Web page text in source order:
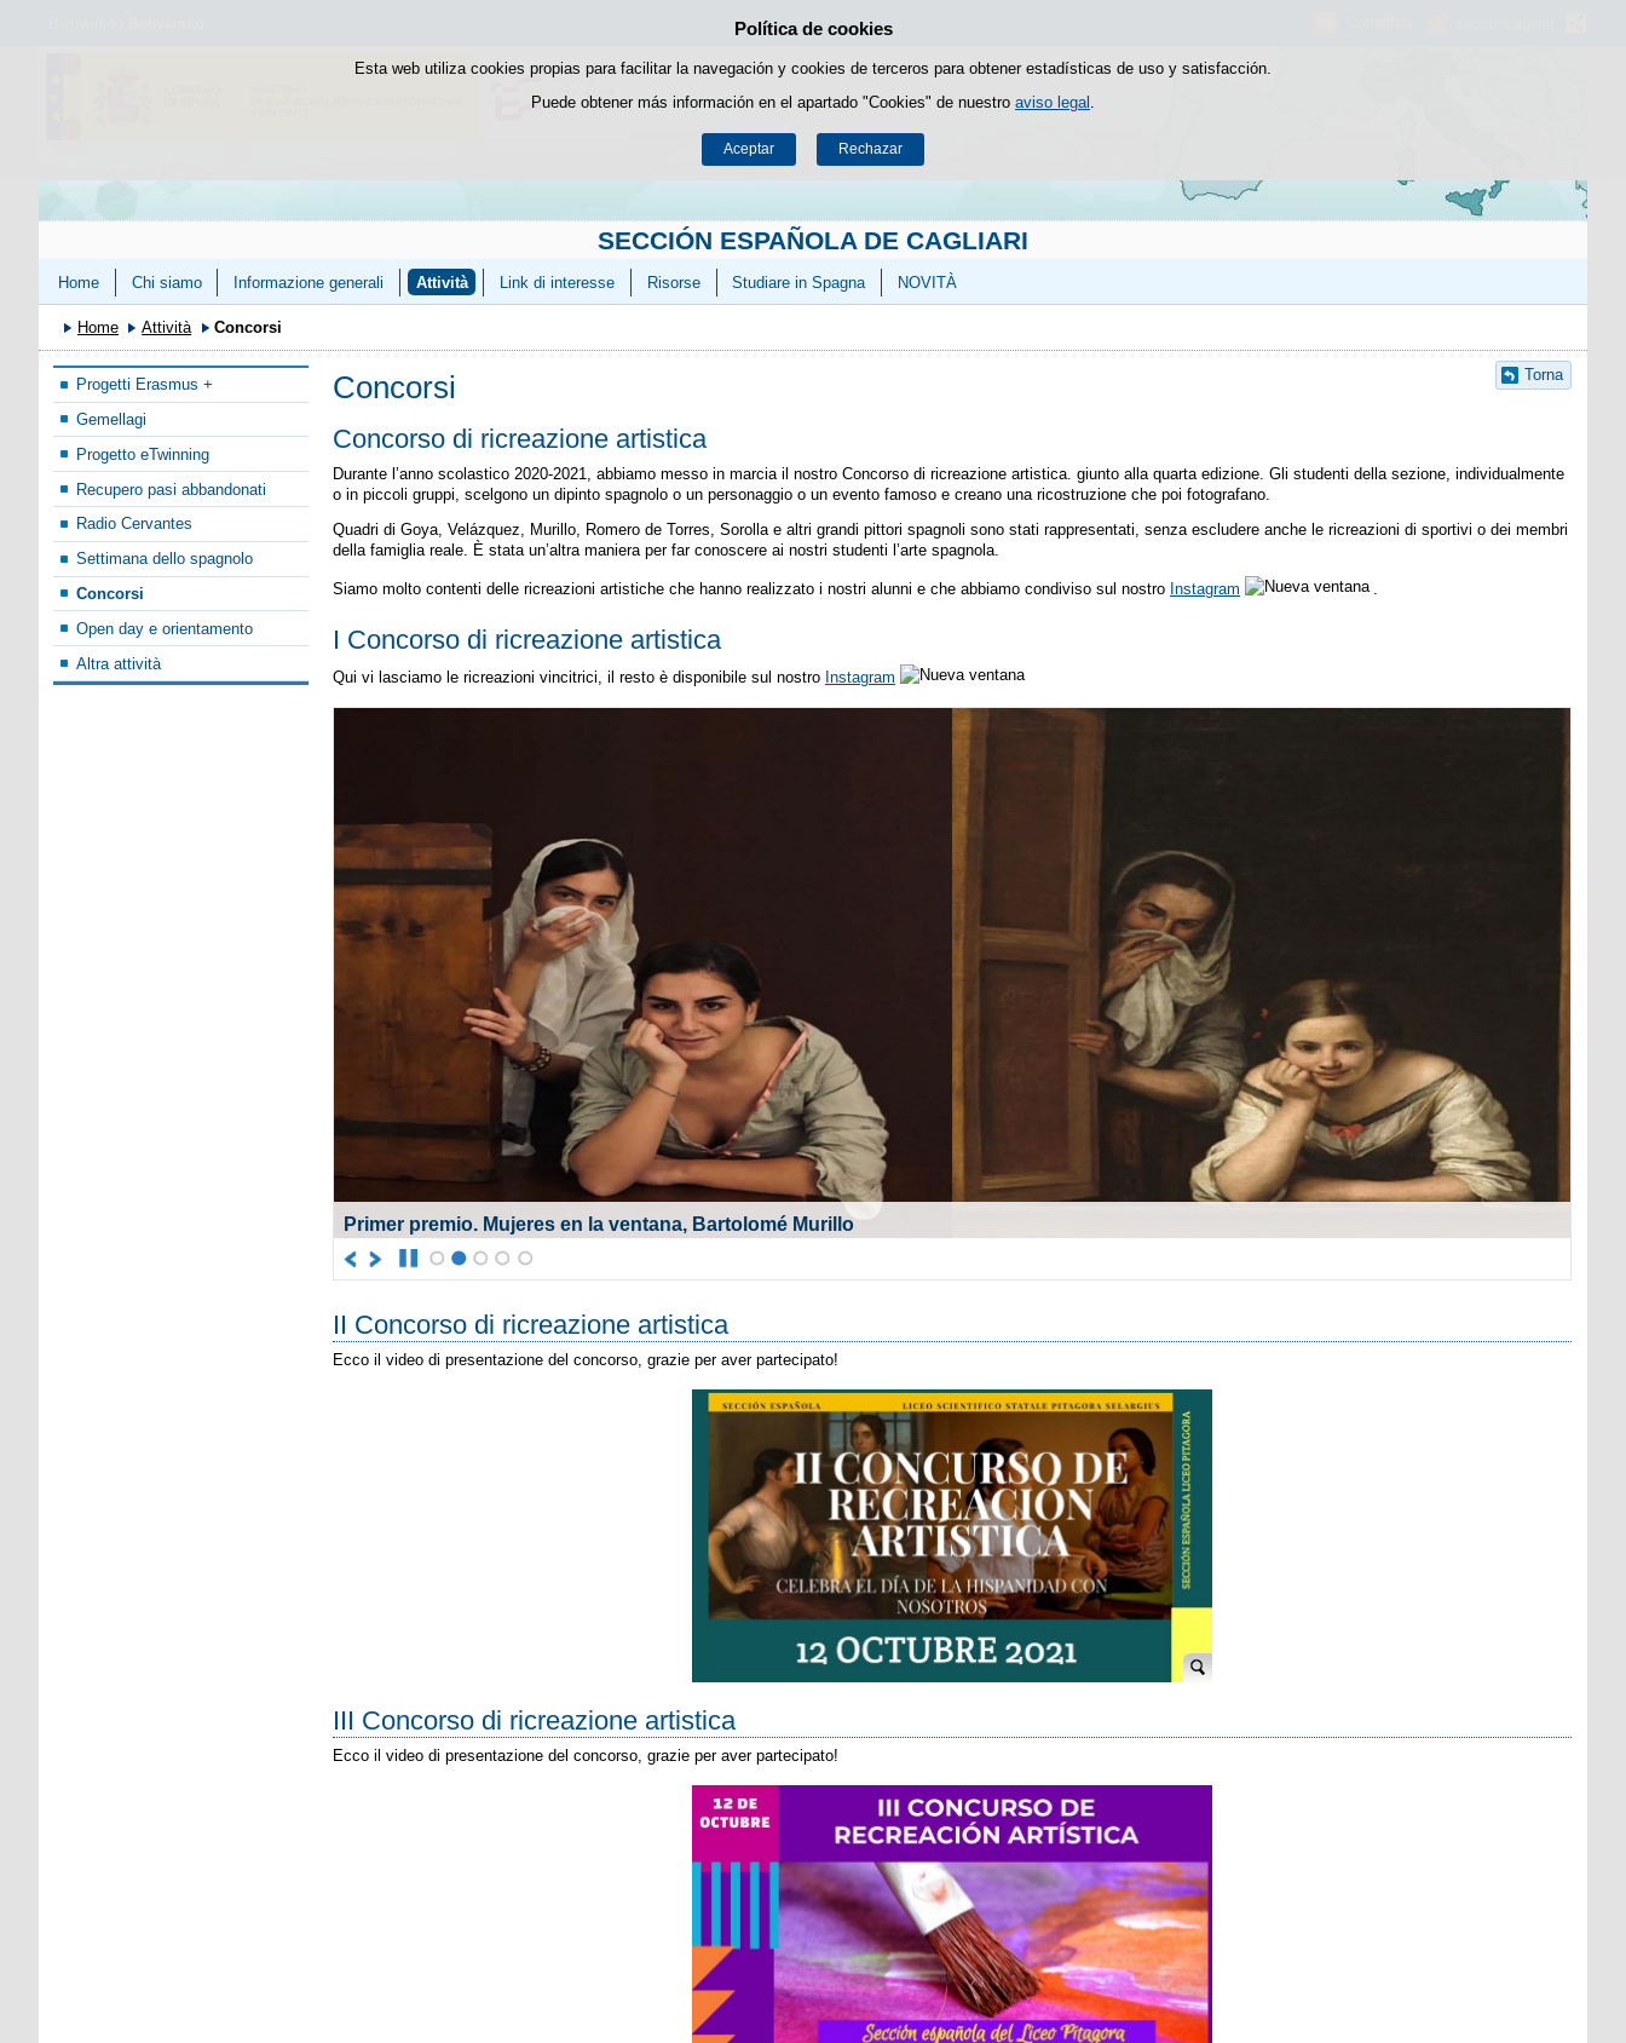
Política de cookies
Esta web utiliza cookies propias para facilitar la navegación y cookies de terceros para obtener estadísticas de uso y satisfacción.
Puede obtener más información en el apartado "Cookies" de nuestro aviso legal
Aceptar Rechazar
Saltar al contenido
SECCIÓN ESPAÑOLA DE CAGLIARI
Home Chi siamo Informazione generali Attività Link di interesse Risorse Studiare in Spagna NOVITÀ
Home Attività Concorsi
Progetti Erasmus +
Gemellagi
Progetto eTwinning
Recupero pasi abbandonati
Radio Cervantes
Settimana dello spagnolo
Concorsi
Open day e orientamento
Altra attività
Torna
Concorsi
Concorso di ricreazione artistica
Durante l’anno scolastico 2020-2021, abbiamo messo in marcia il nostro Concorso di ricreazione artistica. giunto alla quarta edizione. Gli studenti della sezione, individualmente
o in piccoli gruppi, scelgono un dipinto spagnolo o un personaggio o un evento famoso e creano una ricostruzione che poi fotografano.
Quadri di Goya, Velázquez, Murillo, Romero de Torres, Sorolla e altri grandi pittori spagnoli sono stati rappresentati, senza escludere anche le ricreazioni di sportivi o dei membri
della famiglia reale. È stata un’altra maniera per far conoscere ai nostri studenti l’arte spagnola.
Siamo molto contenti delle ricreazioni artistiche che hanno realizzato i nostri alunni e che abbiamo condiviso sul nostro Instagram .
I Concorso di ricreazione artistica
Qui vi lasciamo le ricreazioni vincitrici, il resto è disponibile sul nostro Instagram
Primer premio. Mujeres en la ventana, Bartolomé Murillo
1 2 3 4 5
II Concorso di ricreazione artistica
Ecco il video di presentazione del concorso, grazie per aver partecipato!
III Concorso di ricreazione artistica
Ecco il video di presentazione del concorso, grazie per aver partecipato!